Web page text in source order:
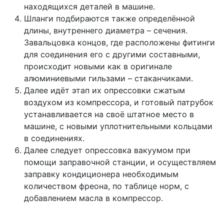
находящихся деталей в машине.
Шланги подбираются также определённой
длины, внутреннего диаметра – сечения.
Завальцовка концов, где расположены фитинги
для соединения его с другими составными,
происходит новыми как в оригинале
алюминиевыми гильзами – стаканчиками.
Далее идёт этап их опрессовки сжатым
воздухом из компрессора, и готовый патрубок
устанавливается на своё штатное место в
машине, с новыми уплотнительными кольцами
в соединениях.
Далее следует опрессовка вакуумом при
помощи заправочной станции, и осуществляем
заправку кондиционера необходимым
количеством фреона, по таблице норм, с
добавлением масла в компрессор.